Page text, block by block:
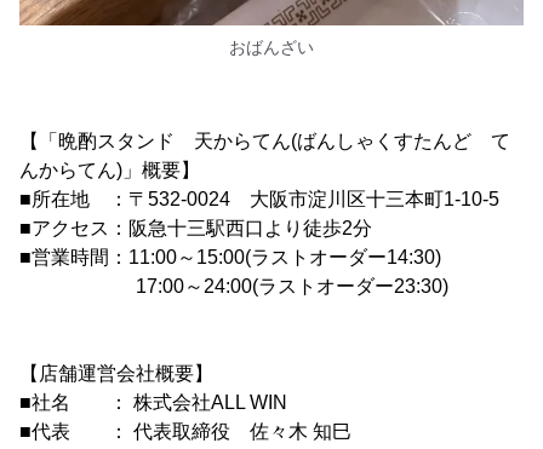
おばんざい
【「晩酌スタンド 天からてん(ばんしゃくすたんど て
んからてん)」概要】
■所在地 ：〒532-0024 大阪市淀川区十三本町1-10-5
■アクセス：阪急十三駅西口より徒歩2分
■営業時間：11:00～15:00(ラストオーダー14:30)
17:00～24:00(ラストオーダー23:30)
【店舗運営会社概要】
■社名 ： 株式会社ALL WIN
■代表 ： 代表取締役 佐々木 知巳